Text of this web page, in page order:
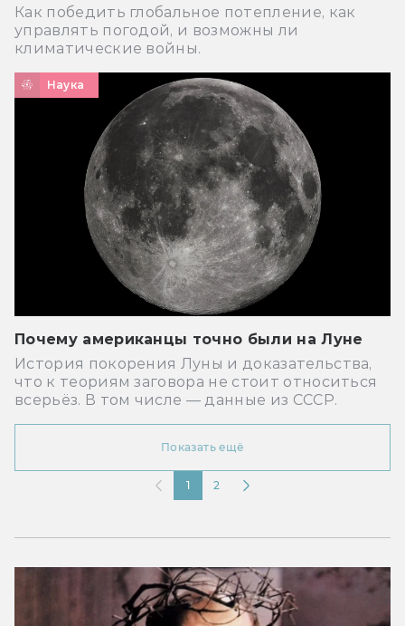
Как победить глобальное потепление, как
управлять погодой, и возможны ли
климатические войны.
Наука
Почему американцы точно были на Луне
История покорения Луны и доказательства,
что к теориям заговора не стоит относиться
всерьёз. В том числе — данные из СССР.
Показать ещё
1 2